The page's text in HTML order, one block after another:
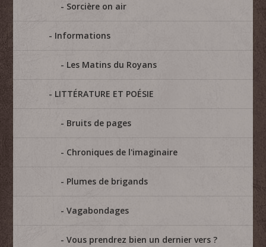
Sorcière on air
Informations
Les Matins du Royans
LITTÉRATURE ET POÉSIE
Bruits de pages
Chroniques de l'imaginaire
Plumes de brigands
Vagabondages
Vous prendrez bien un dernier vers ?